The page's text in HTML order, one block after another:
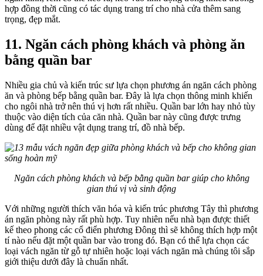
hợp đồng thời cũng có tác dụng trang trí cho nhà cửa thêm sang
trọng, đẹp mắt.
11. Ngăn cách phòng khách và phòng ăn
bằng quần bar
Nhiều gia chủ và kiến trúc sư lựa chọn phương án ngăn cách phòng
ăn và phòng bếp bằng quần bar. Đây là lựa chọn thông minh khiến
cho ngôi nhà trở nên thú vị hơn rất nhiều. Quần bar lớn hay nhỏ tùy
thuộc vào diện tích của căn nhà. Quần bar này cũng được trưng
dùng để đặt nhiều vật dụng trang trí, đồ nhà bếp.
Ngăn cách phòng khách và bếp bằng quần bar giúp cho không
gian thú vị và sinh động
Với những người thích văn hóa và kiến trúc phương Tây thì phương
án ngăn phòng này rất phù hợp. Tuy nhiên nếu nhà bạn được thiết
kế theo phong các cổ điển phương Đông thì sẽ không thích hợp một
tí nào nếu đặt một quần bar vào trong đó. Bạn có thể lựa chọn các
loại vách ngăn từ gỗ tự nhiên hoặc loại vách ngăn mà chúng tôi sắp
giới thiệu dưới đây là chuẩn nhất.